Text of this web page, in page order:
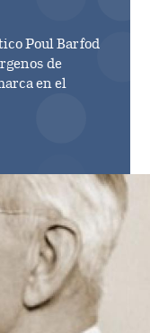
Poul Barfod
de
en el